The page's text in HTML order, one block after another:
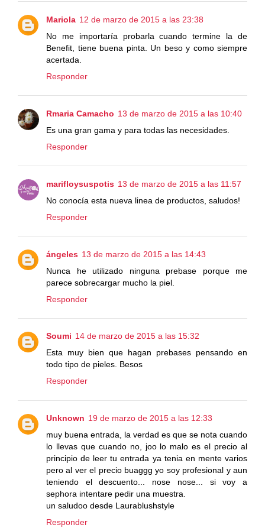
Mariola 12 de marzo de 2015 a las 23:38
No me importaría probarla cuando termine la de
Benefit, tiene buena pinta. Un beso y como siempre
acertada.
Responder
Rmaria Camacho 13 de marzo de 2015 a las 10:40
Es una gran gama y para todas las necesidades.
Responder
marifloysuspotis 13 de marzo de 2015 a las 11:57
No conocía esta nueva linea de productos, saludos!
Responder
ángeles 13 de marzo de 2015 a las 14:43
Nunca he utilizado ninguna prebase porque me
parece sobrecargar mucho la piel.
Responder
Soumi 14 de marzo de 2015 a las 15:32
Esta muy bien que hagan prebases pensando en
todo tipo de pieles. Besos
Responder
Unknown 19 de marzo de 2015 a las 12:33
muy buena entrada, la verdad es que se nota cuando
lo llevas que cuando no, joo lo malo es el precio al
principio de leer tu entrada ya tenia en mente varios
pero al ver el precio buaggg yo soy profesional y aun
teniendo el descuento... nose nose... si voy a
sephora intentare pedir una muestra.
un saludoo desde Laurablushstyle
Responder